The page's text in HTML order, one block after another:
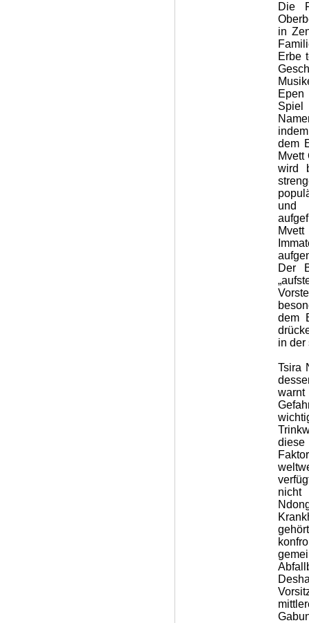
Die
in
Erbe
Epen
Spiel
dem
Mvett
wird
und
Der
dem
in der
Tsira
diese
nicht